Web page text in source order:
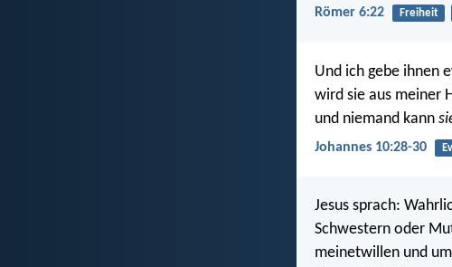
Römer 6:22 Freiheit
Und ich gebe ihnen
wird sie aus meiner
und niemand kann
Johannes 10:28-30
Jesus sprach:
Schwestern oder
meinetwillen und